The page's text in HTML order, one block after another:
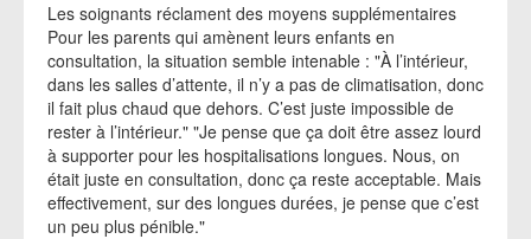
Les soignants réclament des moyens supplémentaires
Pour les parents qui amènent leurs enfants en
consultation, la situation semble intenable : "À l’intérieur,
dans les salles d’attente, il n’y a pas de climatisation, donc
il fait plus chaud que dehors. C’est juste impossible de
rester à l’intérieur." "Je pense que ça doit être assez lourd
à supporter pour les hospitalisations longues. Nous, on
était juste en consultation, donc ça reste acceptable. Mais
effectivement, sur des longues durées, je pense que c’est
un peu plus pénible."